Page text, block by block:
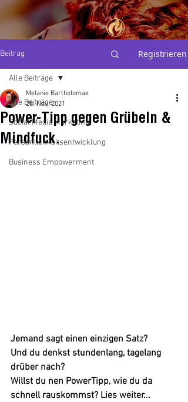
THE
PERSONAL
BRAND
Beitrag Registrieren
Alle Beiträge
Social Media Marketing
Persönlichkeitsentwicklung
Business Empowerment
Alle Beiträge
Power-Tipp gegen Grübeln &
Mindfuck.
Melanie Bartholomae
28. Nov. 2021
Jemand sagt einen einzigen Satz?
Und du denkst stundenlang, tagelang
drüber nach?
Willst du nen PowerTipp, wie du da
schnell rauskommst? Lies weiter...